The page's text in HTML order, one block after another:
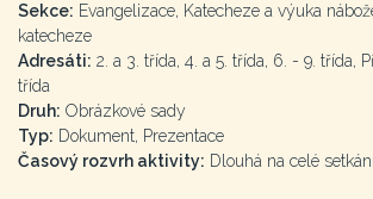
Sekce: Evangelizace, Katecheze a výuka
katecheze
Adresáti: 2. a 3. třída, 4. a 5. třída, 6. - 9. třída,
třída
Druh: Obrázkové sady
Typ: Dokument, Prezentace
Časový rozvrh aktivity: Dlouhá na celé